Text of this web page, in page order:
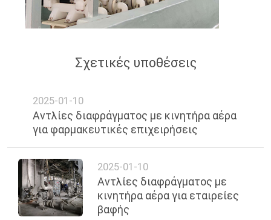
Σχετικές υποθέσεις
2025-01-10
Αντλίες διαφράγματος με κινητήρα αέρα
για φαρμακευτικές επιχειρήσεις
2025-01-10
Αντλίες διαφράγματος με
κινητήρα αέρα για εταιρείες
βαφής